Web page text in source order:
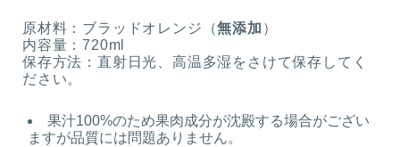
原材料：ブラッドオレンジ（無添加 ）
内容量：720ml
保存方法：直射日光、高温多湿をさけて保存してく
ださい。
果汁100%のため果肉成分が沈殿する場合がござい
ますが品質には問題ありません。